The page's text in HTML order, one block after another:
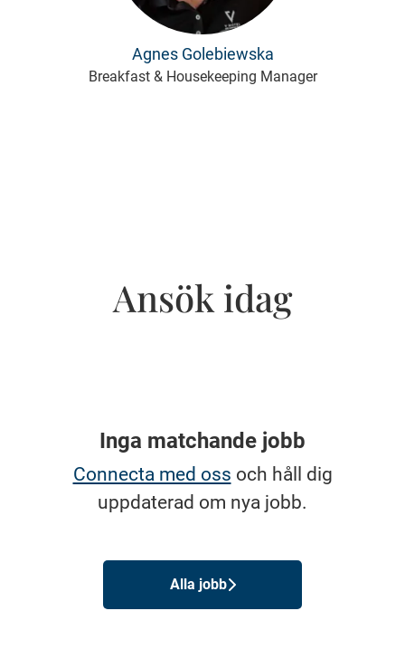
Agnes Golebiewska
Breakfast & Housekeeping Manager
Ansök idag
Inga matchande jobb
Connecta med oss och håll dig
uppdaterad om nya jobb.
Alla jobb